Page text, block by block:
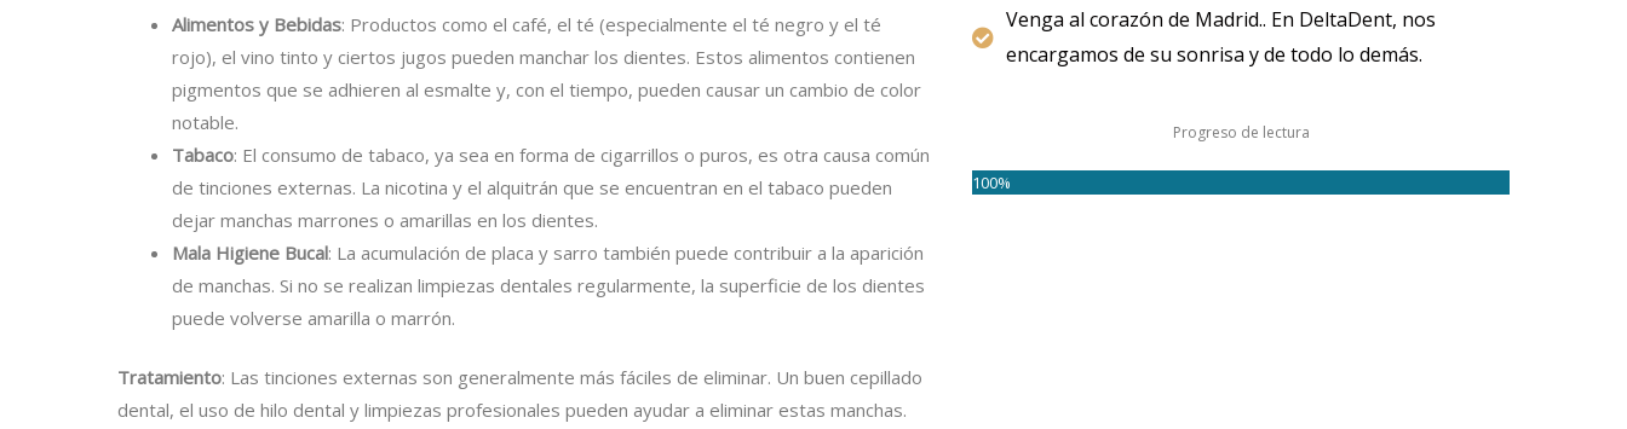
Alimentos y Bebidas: Productos como el café, el té (especialmente el té negro y el té
rojo), el vino tinto y ciertos jugos pueden manchar los dientes. Estos alimentos contienen
pigmentos que se adhieren al esmalte y, con el tiempo, pueden causar un cambio de color
notable.
Tabaco: El consumo de tabaco, ya sea en forma de cigarrillos o puros, es otra causa común
de tinciones externas. La nicotina y el alquitrán que se encuentran en el tabaco pueden
dejar manchas marrones o amarillas en los dientes.
Mala Higiene Bucal: La acumulación de placa y sarro también puede contribuir a la aparición
de manchas. Si no se realizan limpiezas dentales regularmente, la superficie de los dientes
puede volverse amarilla o marrón.
Tratamiento: Las tinciones externas son generalmente más fáciles de eliminar. Un buen cepillado
dental, el uso de hilo dental y limpiezas profesionales pueden ayudar a eliminar estas manchas.
Venga al corazón de Madrid.. En DeltaDent, nos
encargamos de su sonrisa y de todo lo demás.
Progreso de lectura
100%